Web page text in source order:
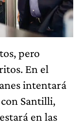
pero
En el
intentará
Santilli,
en las